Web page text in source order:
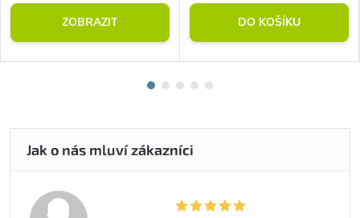
ZOBRAZIT DO KOŠÍKU